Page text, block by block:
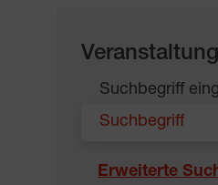
Suchbegriff
Erweiterte